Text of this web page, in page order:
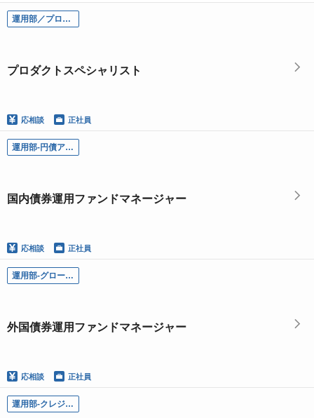
運用部／プロダクトスペシャリスト
プロダクトスペシャリスト
応相談 正社員
運用部-円債アクティブグループ／国内債券運用ファンドマネージャー
国内債券運用ファンドマネージャー
応相談 正社員
運用部-グローバル債券グループ／外国債券運用ファンドマネージャー
外国債券運用ファンドマネージャー
応相談 正社員
運用部-クレジット調査グループ／クレジットアナリスト